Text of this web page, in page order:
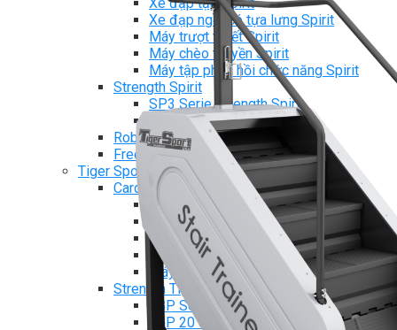
Xe đạp ngồi có tựa lưng Spirit
Máy trượt tuyết Spirit
Máy chèo thuyền Spirit
Máy tập phục hồi chức năng Spirit
Strength Spirit
SP3 Serie Strength Spirit
SP4 Serie Strength Spirit
Robot Spirit
Free weight Spirit
Tiger Sport Serie
Cardio Tiger Sport
Máy chạy bộ Tiger Sport
Xe đạp tập Tiger Sport
Xe đạp ngồi có tựa lưng Tiger Sport
Máy trượt tuyết Tiger Sport
Máy chèo thuyền Tiger Sport
Strength Tiger Sport
TGP Serie Strength
TGP 20 Serie Strength